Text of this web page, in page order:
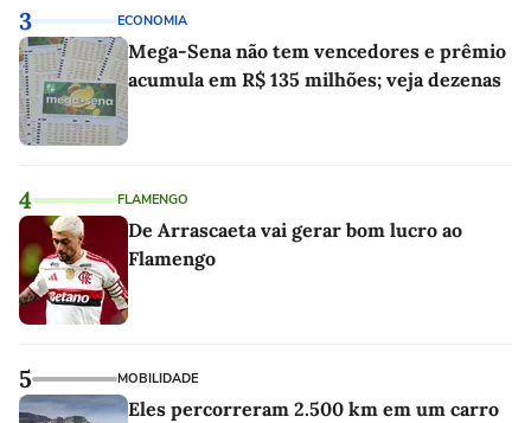
3 ECONOMIA
Mega-Sena não tem vencedores e prêmio
acumula em R$ 135 milhões; veja dezenas
4 FLAMENGO
De Arrascaeta vai gerar bom lucro ao
Flamengo
5 MOBILIDADE
Eles percorreram 2.500 km em um carro